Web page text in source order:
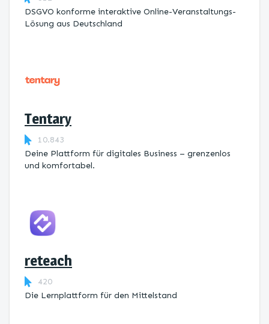
DSGVO konforme interaktive Online-Veranstaltungs-
Lösung aus Deutschland
Tentary
10.843
Deine Plattform für digitales Business – grenzenlos
und komfortabel.
reteach
420
Die Lernplattform ​für den Mittelstand